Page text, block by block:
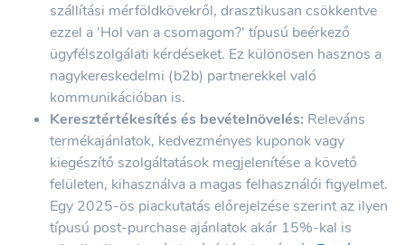
szállítási mérföldkövekről, drasztikusan csökkentve
ezzel a 'Hol van a csomagom?' típusú beérkező
ügyfélszolgálati kérdéseket. Ez különösen hasznos a
nagykereskedelmi (b2b) partnerekkel való
kommunikációban is.
Keresztértékesítés és bevételnövelés: Releváns
termékajánlatok, kedvezményes kuponok vagy
kiegészítő szolgáltatások megjelenítése a követő
felületen, kihasználva a magas felhasználói figyelmet.
Egy 2025-ös piackutatás előrejelzése szerint az ilyen
típusú post-purchase ajánlatok akár 15%-kal is